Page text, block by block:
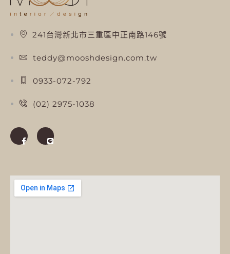
241台灣新北市三重區中正南路146號
teddy@mooshdesign.com.tw
0933-072-792
(02) 2975-1038